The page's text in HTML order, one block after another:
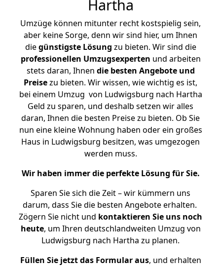
Hartha
Umzüge können mitunter recht kostspielig sein,
aber keine Sorge, denn wir sind hier, um Ihnen
diegünstigste Lösung zu bieten. Wir sind die
professionellen Umzugsexperten und arbeiten
stets daran, Ihnen die besten Angebote und
Preisezu bieten. Wir wissen, wie wichtig es ist,
bei einem Umzug von Ludwigsburg nach Hartha
Geld zu sparen, und deshalb setzen wir alles
daran, Ihnen die besten Preise zu bieten. Ob Sie
nun eine kleine Wohnung haben oder ein großes
Haus in Ludwigsburg besitzen, was umgezogen
werden muss.
Wir haben immer die perfekte Lösung für Sie.
Sparen Sie sich die Zeit – wir kümmern uns
darum, dass Sie die besten Angebote erhalten.
Zögern Sie nicht und kontaktieren Sie uns noch
heute, um Ihren deutschlandweiten Umzug von
Ludwigsburg nach Hartha zu planen.
Füllen Sie jetzt das Formular aus, und erhalten